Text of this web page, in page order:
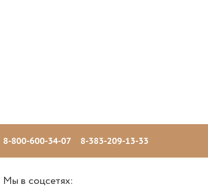
8-800-600-34-07 8-383-209-13-33
Мы в соцсетях: